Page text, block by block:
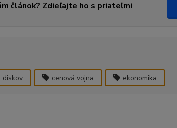
článok? Zdieľajte ho s priateľmi
diskov cenová vojna ekonomika